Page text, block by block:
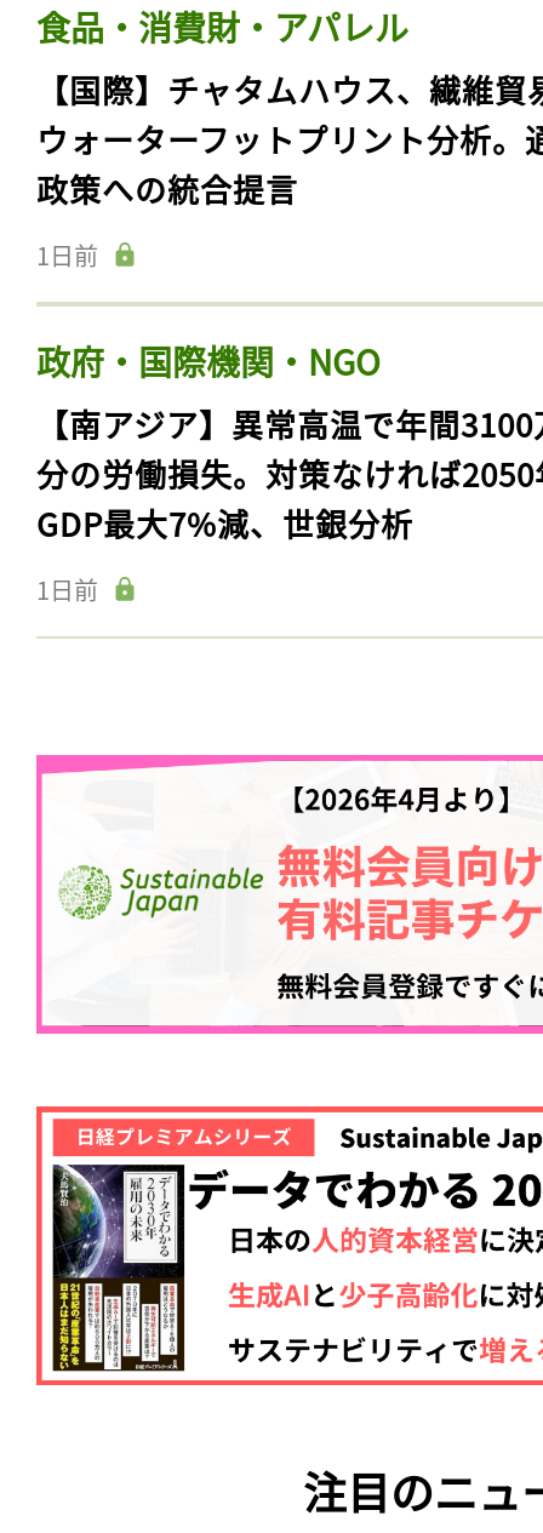
食品・消費財・アパレル
【国際】チャタムハウス、繊維貿
ウォーターフットプリント分析。
政策への統合提言
1日前
政府・国際機関・NGO
【南アジア】異常高温で年間
分の労働損失。対策なければ
GDP最大7%減、世銀分析
1日前
注目のニュ